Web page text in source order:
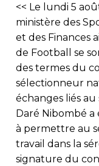
<< Le lundi 5
ministère des
et des Finances
de Football se
des termes du
sélectionneur
échanges liés
Daré Nibombé
à permettre au
travail dans la
signature du